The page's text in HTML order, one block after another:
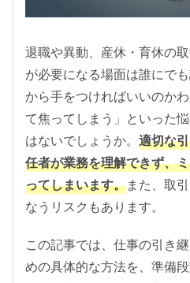
退職や異動、産休・育休の
が必要になる場面は誰にで
から手をつければいいのか
て焦ってしまう」といった
はないでしょうか。 適切な
任者が業務を理解できず、
ってしまいます。また、取
なうリスクもあります。
この記事では、仕事の引き
めの具体的な方法を、準備